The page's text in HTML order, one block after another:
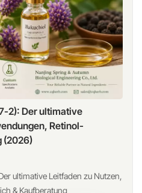
2): Der ultimative
Retinol-
(2026)
ultimative Leitfaden zu Nutzen,
& Kaufberatung